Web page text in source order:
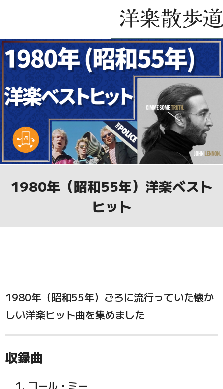
1980年（昭和55年）洋楽ベスト
ヒット
1980年（昭和55年）ごろに流行っていた懐か
しい洋楽ヒット曲を集めました
収録曲
コール・ミー